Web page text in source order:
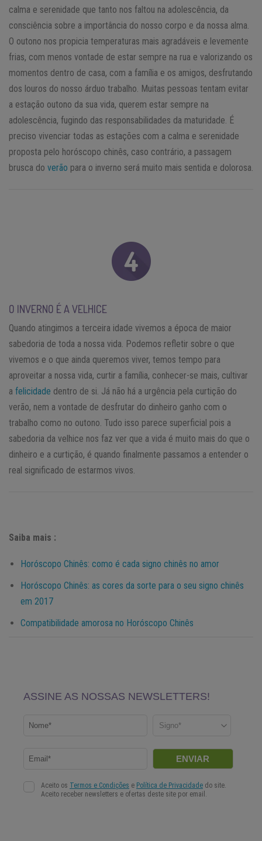
calma e serenidade que tanto nos faltou na adolescência, da
consciência sobre a importância do nosso corpo e da nossa alma.
O outono nos propicia temperaturas mais agradáveis e levemente
frias, com menos vontade de estar sempre na rua e valorizando os
momentos dentro de casa, com a família e os amigos, desfrutando
dos louros do nosso árduo trabalho. Muitas pessoas tentam evitar
a estação outono da sua vida, querem estar sempre na
adolescência, fugindo das responsabilidades da maturidade. É
preciso vivenciar todas as estações com a calma e serenidade
proposta pelo horóscopo chinês, caso contrário, a passagem
brusca do verão para o inverno será muito mais sentida e dolorosa.
O INVERNO É A VELHICE
Quando atingimos a terceira idade vivemos a época de maior
sabedoria de toda a nossa vida. Podemos refletir sobre o que
vivemos e o que ainda queremos viver, temos tempo para
aproveitar a nossa vida, curtir a família, conhecer-se mais, cultivar
a felicidade dentro de si. Já não há a urgência pela curtição do
verão, nem a vontade de desfrutar do dinheiro ganho com o
trabalho como no outono. Tudo isso parece superficial pois a
sabedoria da velhice nos faz ver que a vida é muito mais do que o
dinheiro e a curtição, é quando finalmente passamos a entender o
real significado de estarmos vivos.
Saiba mais :
Horóscopo Chinês: como é cada signo chinês no amor
Horóscopo Chinês: as cores da sorte para o seu signo chinês
em 2017
Compatibilidade amorosa no Horóscopo Chinês